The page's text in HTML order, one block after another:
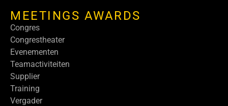
MEETINGS AWARDS
Congres
Congrestheater
Evenementen
Teamactiviteiten
Supplier
Training
Vergader